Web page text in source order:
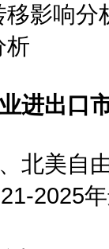
响分
进出口
美自
2025年